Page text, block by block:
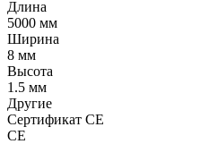
Длина
5000 мм
Ширина
8 мм
Высота
1.5 мм
Другие
Сертификат CE
CE